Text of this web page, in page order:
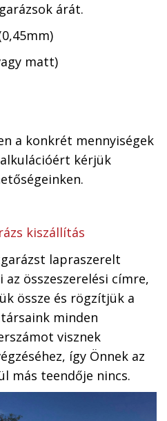
árát.
matt)
a konkrét mennyiségek
kérjük
kiszállítás
lapraszerelt
összeszerelési címre,
össze és rögzítjük a
minden
visznek
így Önnek az
más teendője nincs.